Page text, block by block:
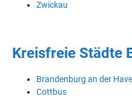
Zwickau
Kreisfreie Städte
Brandenburg an der Havel
Cottbus